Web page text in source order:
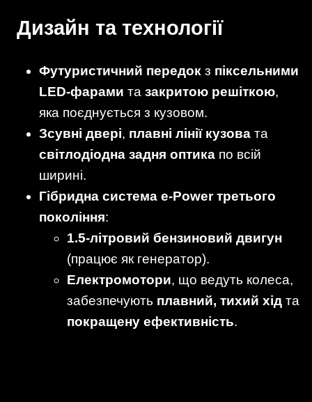
Дизайн та технології
Футуристичний передок з піксельними
LED-фарами та закритою решіткою,
яка поєднується з кузовом.
Зсувні двері, плавні лінії кузова та
світлодіодна задня оптика по всій
ширині.
Гібридна система e-Power третього
покоління:
1.5-літровий бензиновий двигун
(працює як генератор).
Електромотори, що ведуть колеса,
забезпечують плавний, тихий хід та
покращену ефективність.